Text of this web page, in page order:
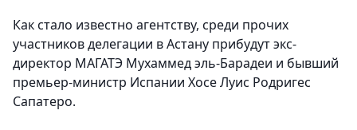
Как стало известно агентству, среди прочих
участников делегации в Астану прибудут экс-
директор МАГАТЭ Мухаммед эль-Барадеи и бывший
премьер-министр Испании Хосе Луис Родригес
Сапатеро.